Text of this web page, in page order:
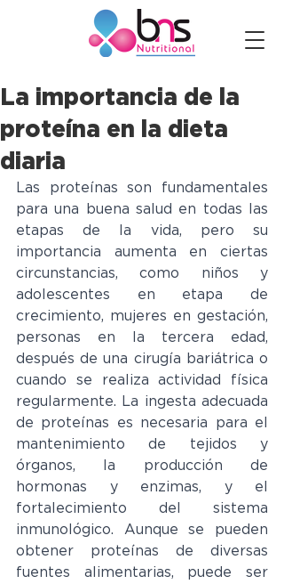
La importancia de la
proteína en la dieta
diaria
Las proteínas son fundamentales
para una buena salud en todas las
etapas de la vida, pero su
importancia aumenta en ciertas
circunstancias, como niños y
adolescentes en etapa de
crecimiento, mujeres en gestación,
personas en la tercera edad,
después de una cirugía bariátrica o
cuando se realiza actividad física
regularmente. La ingesta adecuada
de proteínas es necesaria para el
mantenimiento de tejidos y
órganos, la producción de
hormonas y enzimas, y el
fortalecimiento del sistema
inmunológico. Aunque se pueden
obtener proteínas de diversas
fuentes alimentarias, puede ser